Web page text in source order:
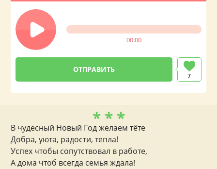
00:00
7
* * *
В чудесный Новый Год желаем тёте
Добра, уюта, радости, тепла!
Успех чтобы сопутствовал в работе,
А дома чтоб всегда семья ждала!